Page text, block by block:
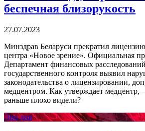
беспечная близорукость
27.07.2023
Минздрав Беларуси прекратил
центра «Новое зрение». Официальная
Департамент финансовых
государственного контроля выявил
законодательства о лицензировании,
медцентром. Как утверждает медцентр,
раньше плохо видели?
Дно дня